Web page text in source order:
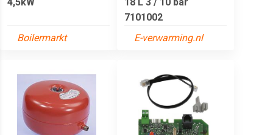
Boilermarkt
7101002
E-verwarming.nl